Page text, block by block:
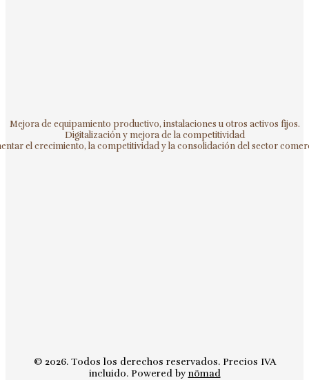
Mejora de equipamiento productivo, instalaciones u otros activos fijos.
Digitalización y mejora de la competitividad
el crecimiento, la competitividad y la consolidación del sector
© 2026. Todos los derechos reservados. Precios IVA
incluido. Powered bynömad